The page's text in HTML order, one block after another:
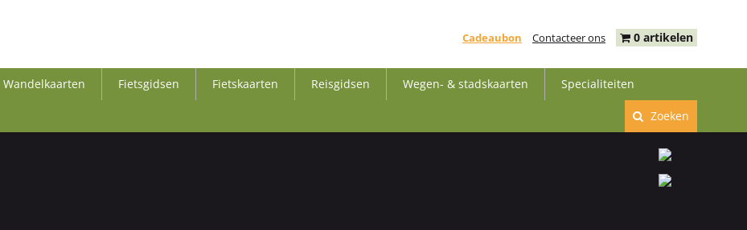
Cadeaubon Contacteer ons 0 artikelen
Wandelkaarten Fietsgidsen Fietskaarten Reisgidsen Wegen- & stadskaarten Specialiteiten
Zoeken